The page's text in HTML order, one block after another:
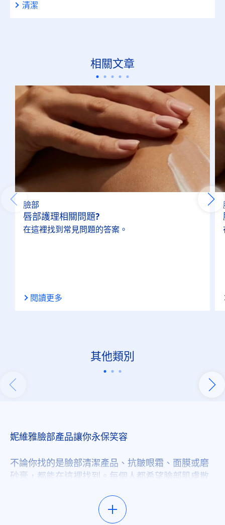
清潔
相關文章
臉部
唇部護理相關問題?
在這裡找到常見問題的答案。
閱讀更多
其他類別
關於身體保養
妮維雅臉部產品讓你永保笑容
不論你找的是臉部清潔產品、抗皺眼霜、面膜或磨
砂膏，都能在這裡找到。每個人都希望臉部肌膚散
對能滿足你的各種需求。想找更特定的產品嗎？使
用我們的篩選器來縮小搜尋範圍，就可以找到符合